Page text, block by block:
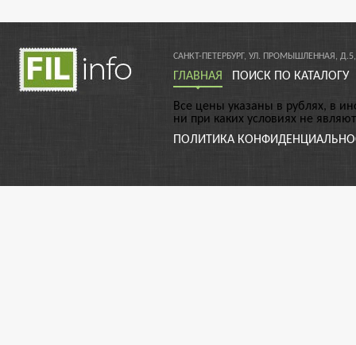
САНКТ-ПЕТЕРБУРГ, УЛ. ПРОМЫШЛЕННАЯ,
ГЛАВНАЯ ПОИСК ПО КАТАЛОГУ
Все цены указаны в рублях, в
ни при каких условиях не
ПОЛИТИКА